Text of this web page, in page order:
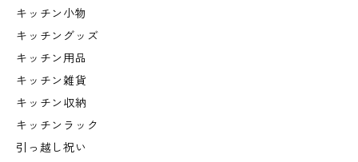
キッチン小物
キッチングッズ
キッチン用品
キッチン雑貨
キッチン収納
キッチンラック
引っ越し祝い